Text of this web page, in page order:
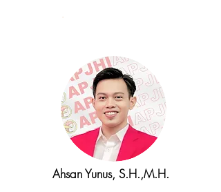
Ahsan Yunus, S.H.,M.H.